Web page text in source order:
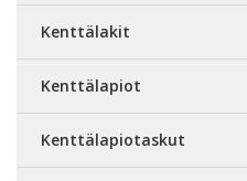
Kenttälakit
Kenttälapiot
Kenttälapiotaskut